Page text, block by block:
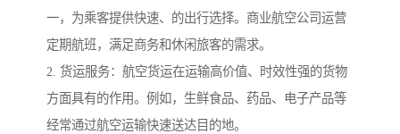
一，为乘客提供快速、的出行选择。商业航空公司运营
定期航班，满足商务和休闲旅客的需求。
2. 货运服务：航空货运在运输高价值、时效性强的货物
方面具有的作用。例如，生鲜食品、药品、电子产品等
经常通过航空运输快速送达目的地。